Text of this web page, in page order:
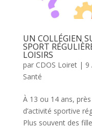
UN COLLÉGIEN
SPORT
LOISIRS
par CDOS Loiret| 9
Santé
À 13 ou 14 ans, près
d’activité sportive
Plus souvent des